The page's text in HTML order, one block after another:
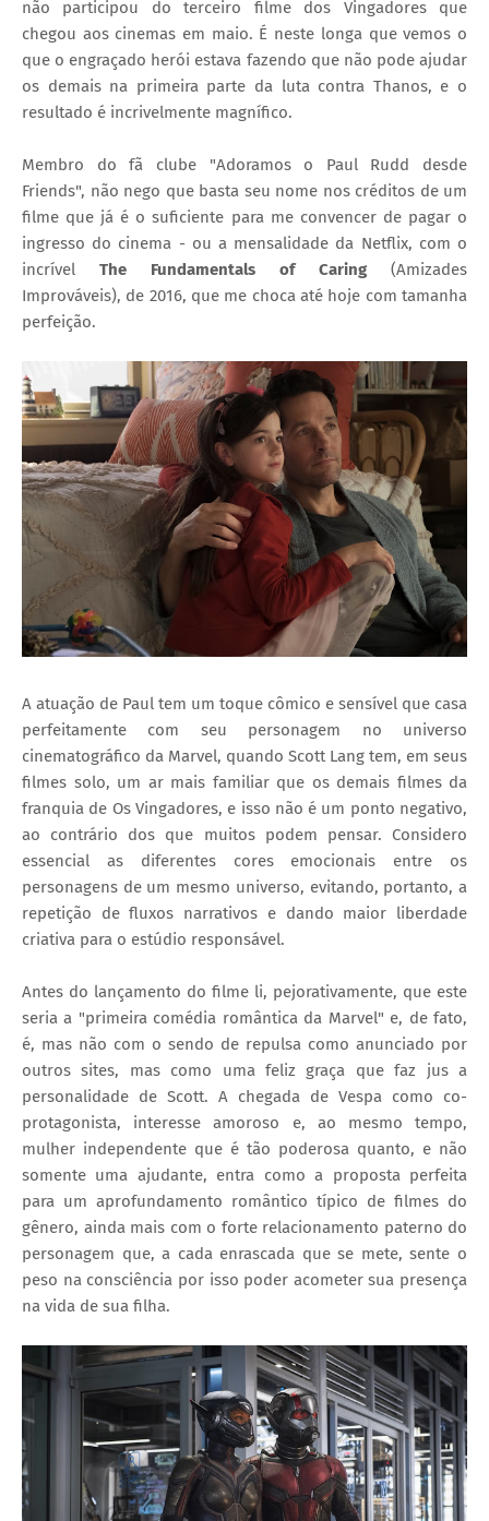
não participou do terceiro filme dos Vingadores que
chegou aos cinemas em maio. É neste longa que vemos o
que o engraçado herói estava fazendo que não pode ajudar
os demais na primeira parte da luta contra Thanos, e o
resultado é incrivelmente magnífico.
Membro do fã clube "Adoramos o Paul Rudd desde
Friends", não nego que basta seu nome nos créditos de um
filme que já é o suficiente para me convencer de pagar o
ingresso do cinema - ou a mensalidade da Netflix, com o
incrível The Fundamentals of Caring (Amizades
Improváveis), de 2016, que me choca até hoje com tamanha
perfeição.
A atuação de Paul tem um toque cômico e sensível que casa
perfeitamente com seu personagem no universo
cinematográfico da Marvel, quando Scott Lang tem, em seus
filmes solo, um ar mais familiar que os demais filmes da
franquia de Os Vingadores, e isso não é um ponto negativo,
ao contrário dos que muitos podem pensar. Considero
essencial as diferentes cores emocionais entre os
personagens de um mesmo universo, evitando, portanto, a
repetição de fluxos narrativos e dando maior liberdade
criativa para o estúdio responsável.
Antes do lançamento do filme li, pejorativamente, que este
seria a "primeira comédia romântica da Marvel" e, de fato,
é, mas não com o sendo de repulsa como anunciado por
outros sites, mas como uma feliz graça que faz jus a
personalidade de Scott. A chegada de Vespa como co-
protagonista, interesse amoroso e, ao mesmo tempo,
mulher independente que é tão poderosa quanto, e não
somente uma ajudante, entra como a proposta perfeita
para um aprofundamento romântico típico de filmes do
gênero, ainda mais com o forte relacionamento paterno do
personagem que, a cada enrascada que se mete, sente o
peso na consciência por isso poder acometer sua presença
na vida de sua filha.